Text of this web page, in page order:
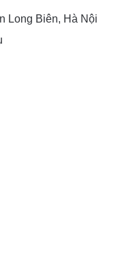
Long Biên, Hà Nội